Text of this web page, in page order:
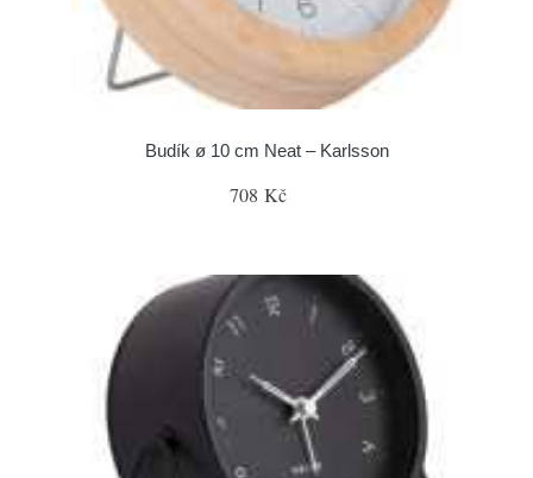
Budík ø 10 cm Neat – Karlsson
708 Kč